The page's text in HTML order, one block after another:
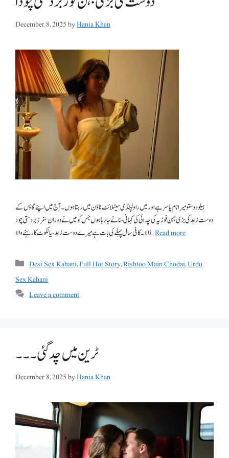
December 8, 2025byHania Khan
ہیلو دوستو میرا نام یاسر ہے اور میں راولپنڈی سیٹلائٹ ٹاؤن میں رہتا ہوں۔ آج میں اپنے گاؤں کے
دوست زاہد کی بڑی بہن فوزیہ کی چدائی کی کہانی سنانے جا رہا ہوں جس کو میں نے دوران سفر زبردستی چود
ڈالا۔ کافی سال پہلے کی بات ہے میرے دوست زاہد سیالکوٹ کا رہنے والا …Read more
Categories
Desi Sex Kahani,Full Hot Story,Rishtoo Main Chodai,Urdu
Sex Kahani
Leave a comment
ٹرین میں چد گئی ۔۔۔
December 8, 2025byHania Khan